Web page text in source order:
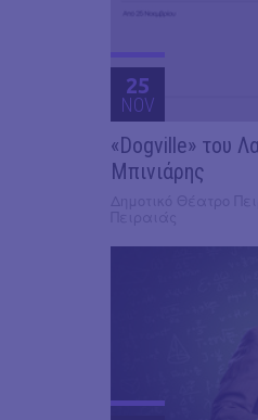
25
NOV
«Dogville» του
Μπινιάρης